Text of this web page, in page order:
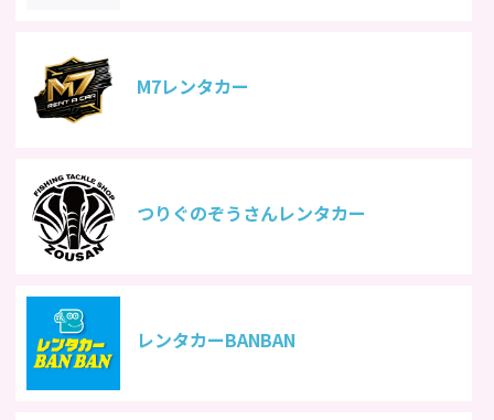
M7レンタカー
つりぐのぞうさんレンタカー
レンタカーBANBAN